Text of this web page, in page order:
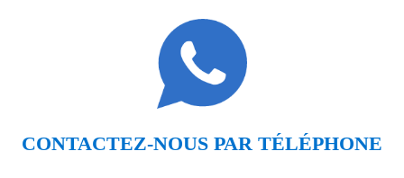
CONTACTEZ-NOUS PAR TÉLÉPHONE